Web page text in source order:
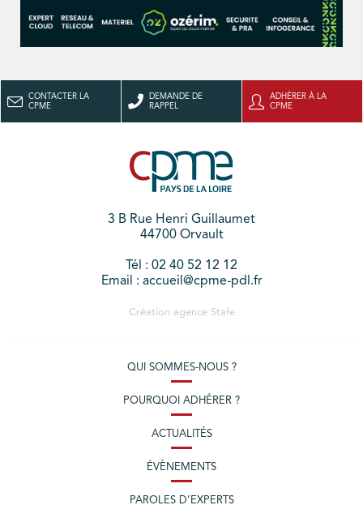
CONTACTER LA
CPME
DEMANDE DE
RAPPEL
ADHÉRER À LA
CPME
3 B Rue Henri Guillaumet
44700 Orvault
Tél : 02 40 52 12 12
Email : accueil@cpme-pdl.fr
Création agence Stafe
QUI SOMMES-NOUS ?
POURQUOI ADHÉRER ?
ACTUALITÉS
ÉVÈNEMENTS
PAROLES D’EXPERTS